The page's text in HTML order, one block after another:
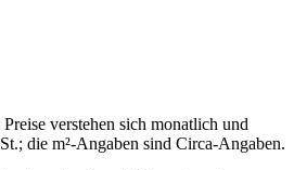
verstehen sich monatlich und
die m²-Angaben sind Circa-Angaben.